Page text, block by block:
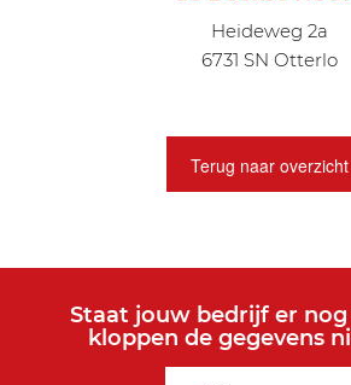
Heideweg 2a
6731 SN Otterlo
Terug naar overzicht
Staat jouw bedrijf er
kloppen de gegevens